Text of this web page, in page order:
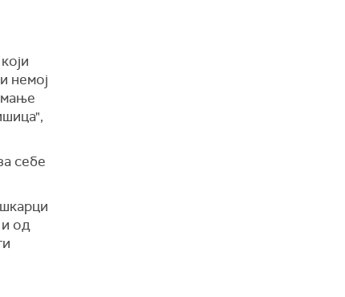
немој
мање
себе
од